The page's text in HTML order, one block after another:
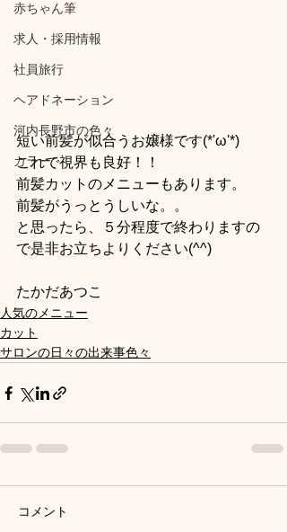
赤ちゃん筆
求人・採用情報
社員旅行
ヘアドネーション
河内長野市の色々
カラー
短い前髪が似合うお嬢様です(*'ω'*)
これで視界も良好！！
前髪カットのメニューもあります。
前髪がうっとうしいな。。
と思ったら、５分程度で終わりますの
で是非お立ちよりください(^^)
たかだあつこ
人気のメニュー
カット
サロンの日々の出来事色々
コメント